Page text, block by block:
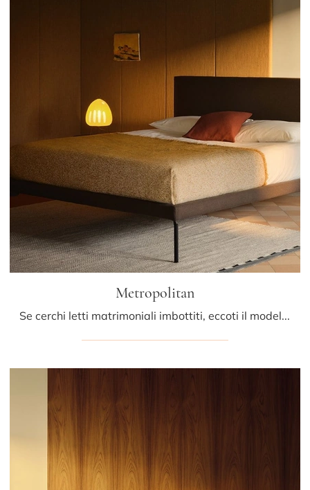
Metropolitan
Se cerchi letti matrimoniali imbottiti, eccoti il modello Metropolitan in tessuto per valorizzare la zona notte.